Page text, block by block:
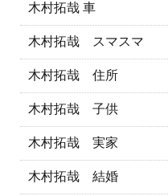
木村拓哉 車
木村拓哉 スマスマ
木村拓哉 住所
木村拓哉 子供
木村拓哉 実家
木村拓哉 結婚